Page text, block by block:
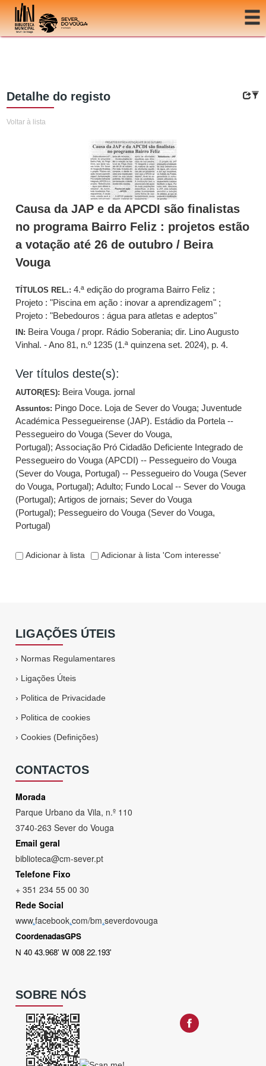
Ir para o conteúdo
Detalhe do registo
Voltar à lista
Causa da JAP e da APCDI são finalistas
no programa Bairro Feliz : projetos estão
a votação até 26 de outubro / Beira
Vouga
TÍTULOS REL.:4.ª edição do programa Bairro Feliz ;
Projeto : "Piscina em ação : inovar a aprendizagem" ;
Projeto : "Bebedouros : água para atletas e adeptos"
IN: Beira Vouga / propr. Rádio Soberania; dir. Lino Augusto
Vinhal. - Ano 81, n.º 1235 (1.ª quinzena set. 2024), p. 4.
Ver títulos deste(s):
AUTOR(ES): Beira Vouga. jornal
Assuntos: Pingo Doce. Loja de Sever do Vouga;Juventude
Académica Pessegueirense (JAP). Estádio da Portela --
Pessegueiro do Vouga (Sever do Vouga,
Portugal);Associação Pró Cidadão Deficiente Integrado de
Pessegueiro do Vouga (APCDI) -- Pessegueiro do Vouga
(Sever do Vouga, Portugal) -- Pessegueiro do Vouga (Sever
do Vouga, Portugal);Adulto; Fundo Local -- Sever do Vouga
(Portugal);Artigos de jornais; Sever do Vouga
(Portugal); Pessegueiro do Vouga (Sever do Vouga,
Portugal)
Adicionar à lista Adicionar à lista 'Com interesse'
LIGAÇÕES ÚTEIS
› Normas Regulamentares
› Ligações Úteis
› Politica de Privacidade
› Politica de cookies
›Cookies (Definições)
CONTACTOS
Morada
Parque Urbano da Vila, n.º 110
3740-263 Sever do Vouga
Email geral
biblioteca@cm-sever.pt
Telefone Fixo
+ 351 234 55 00 30
Rede Social
www.facebook.com/bm.severdovouga
CoordenadasGPS
N 40 43.968' W 008 22.193'
SOBRE NÓS